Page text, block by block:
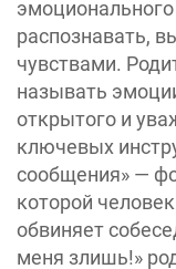
распознавать,
чувствами.
называть
открытого и
ключевых
сообщения» —
которой
обвиняет
меня злишь!»